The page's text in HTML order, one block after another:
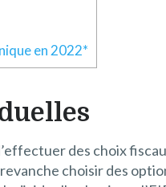
en 2022*
des choix
choisir des